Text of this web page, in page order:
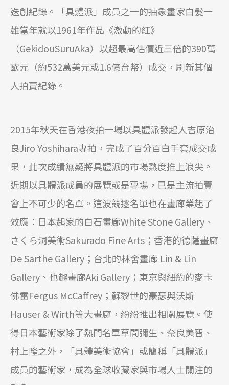
迭創紀錄。「具體派」成員之一的抽象畫家白髮一
雄當年就以1961年作品《激動的紅》
（GekidouSuruAka）以超最高估價近三倍的390萬
歐元（約532萬美元或1.6億台幣）成交，刷新其個
人拍賣紀錄。
2015年秋天在香港夜拍一場以具體派發起人吉原治
良Jiro Yoshihara專拍，完成了百分百白手套成交成
果，此次成績無疑將具體派的市場熱度推上浪尖。
近期以具體派成員的展覽或是專場，已是主流拍賣
會上不可少的名單。這波競逐名單也在畫廊業起了
效應：日本起家的白石畫廊White Stone Gallery、
さくら洞美術Sakurado Fine Arts；香港的德薩畫廊
De Sarthe Gallery；台北的林舍畫廊 Lin & Lin
Gallery、也趣畫廊Aki Gallery；東京與紐約的麥卡
佛雷Fergus McCaffrey；蘇黎世的豪瑟與沃斯
Hauser & Wirth等大畫廊，紛紛推出相關展覽。使
得日本藝術家除了熱門名單草間彌生、奈良美智、
村上隆之外，「具體美術協會」或簡稱「具體派」
成員的藝術家，成為全球收藏家與市場人士關注的